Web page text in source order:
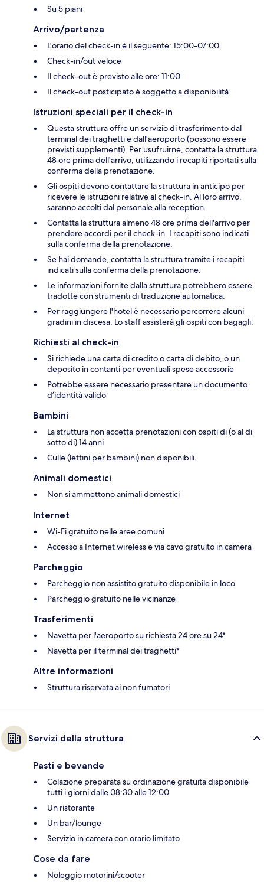
Su 5 piani
Arrivo/partenza
L'orario del check-in è il seguente: 15:00-07:00
Check-in/out veloce
Il check-out è previsto alle ore: 11:00
Il check-out posticipato è soggetto a disponibilità
Istruzioni speciali per il check-in
Questa struttura offre un servizio di trasferimento dal
terminal dei traghetti e dall'aeroporto (possono essere
previsti supplementi). Per usufruirne, contatta la struttura
48 ore prima dell'arrivo, utilizzando i recapiti riportati sulla
conferma della prenotazione.
Gli ospiti devono contattare la struttura in anticipo per
ricevere le istruzioni relative al check-in. Al loro arrivo,
saranno accolti dal personale alla reception.
Contatta la struttura almeno 48 ore prima dell'arrivo per
prendere accordi per il check-in. I recapiti sono indicati
sulla conferma della prenotazione.
Se hai domande, contatta la struttura tramite i recapiti
indicati sulla conferma della prenotazione.
Le informazioni fornite dalla struttura potrebbero essere
tradotte con strumenti di traduzione automatica.
Per raggiungere l'hotel è necessario percorrere alcuni
gradini in discesa. Lo staff assisterà gli ospiti con bagagli.
Richiesti al check-in
Si richiede una carta di credito o carta di debito, o un
deposito in contanti per eventuali spese accessorie
Potrebbe essere necessario presentare un documento
d’identità valido
Bambini
La struttura non accetta prenotazioni con ospiti di (o al di
sotto di) 14 anni
Culle (lettini per bambini) non disponibili.
Animali domestici
Non si ammettono animali domestici
Internet
Wi-Fi gratuito nelle aree comuni
Accesso a Internet wireless e via cavo gratuito in camera
Parcheggio
Parcheggio non assistito gratuito disponibile in loco
Parcheggio gratuito nelle vicinanze
Trasferimenti
Navetta per l'aeroporto su richiesta 24 ore su 24*
Navetta per il terminal dei traghetti*
Altre informazioni
Struttura riservata ai non fumatori
Servizi della struttura
Pasti e bevande
Colazione preparata su ordinazione gratuita disponibile
tutti i giorni dalle 08:30 alle 12:00
Un ristorante
Un bar/lounge
Servizio in camera con orario limitato
Cose da fare
Noleggio motorini/scooter